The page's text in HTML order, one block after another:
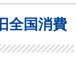
全国消費